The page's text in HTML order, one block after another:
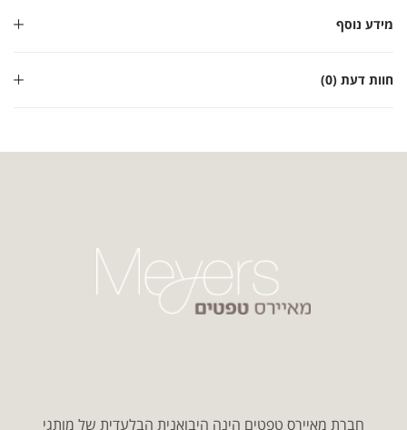
מידע נוסף
חוות דעת (0)
חברת מאיירס טפטים הינה היבואנית הבלעדית של מותגי